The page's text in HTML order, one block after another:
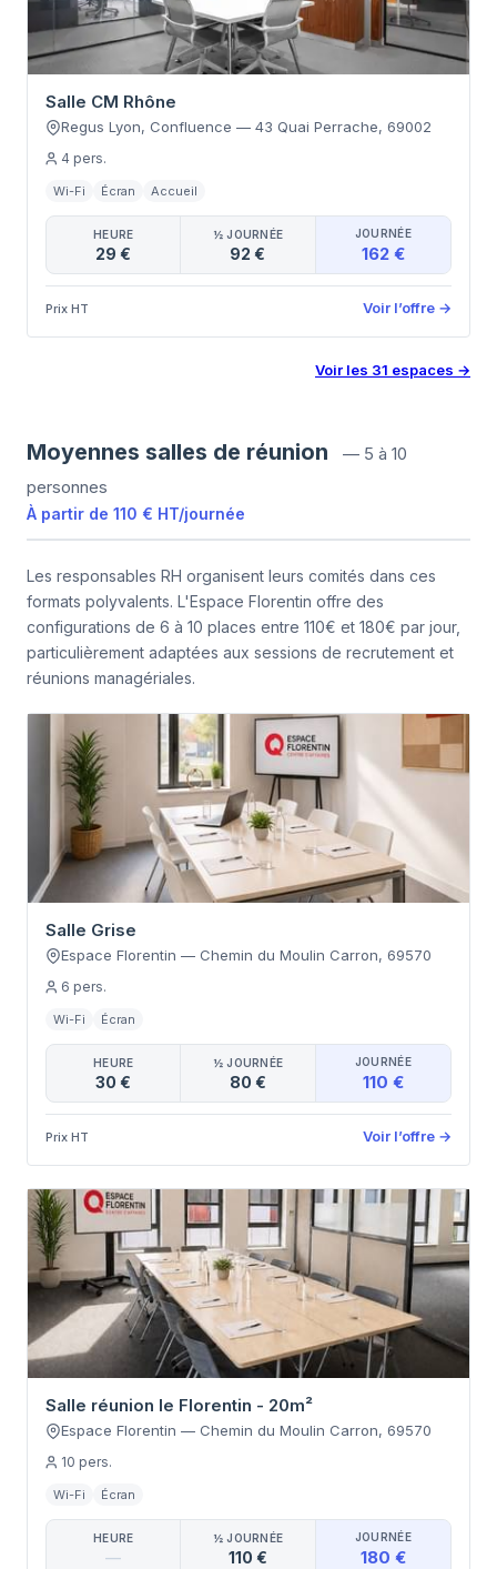
Salle CM Rhône
Regus Lyon, Confluence — 43 Quai Perrache, 69002
4 pers.
Wi-Fi Écran Accueil
HEURE
29 €
½ JOURNÉE
92 €
JOURNÉE
162 €
Prix HT Voir l’offre →
Voir les 31 espaces →
Moyennes salles de réunion — 5 à 10
personnes
À partir de 110 € HT/journée
Les responsables RH organisent leurs comités dans ces
formats polyvalents. L'Espace Florentin offre des
configurations de 6 à 10 places entre 110€ et 180€ par jour,
particulièrement adaptées aux sessions de recrutement et
réunions managériales.
Salle Grise
Espace Florentin — Chemin du Moulin Carron, 69570
6 pers.
Wi-Fi Écran
HEURE
30 €
½ JOURNÉE
80 €
JOURNÉE
110 €
Prix HT Voir l’offre →
Salle réunion le Florentin - 20m²
Espace Florentin — Chemin du Moulin Carron, 69570
10 pers.
Wi-Fi Écran
HEURE
—
½ JOURNÉE
110 €
JOURNÉE
180 €